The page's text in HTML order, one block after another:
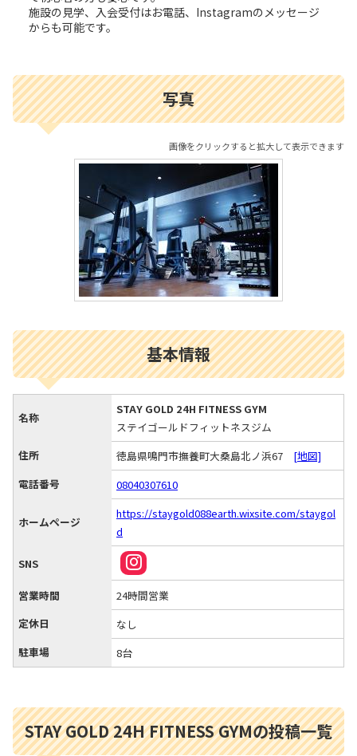
施設の見学、入会受付はお電話、Instagramのメッセージ
からも可能です。
写真
画像をクリックすると拡大して表示できます
基本情報
名称
STAY GOLD 24H FITNESS GYM
ステイゴールドフィットネスジム
住所
徳島県鳴門市撫養町大桑島北ノ浜67 [地図]
電話番号
08040307610
ホームページ
https://staygold088earth.wixsite.com/staygol
d
SNS
営業時間
24時間営業
定休日
なし
駐車場
8台
STAY GOLD 24H FITNESS GYMの投稿一覧